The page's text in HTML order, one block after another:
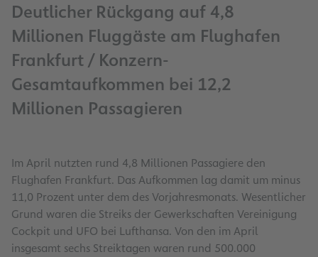
Deutlicher Rückgang auf 4,8
Millionen Fluggäste am Flughafen
Frankfurt / Konzern-
Gesamtaufkommen bei 12,2
Millionen Passagieren
Im April nutzten rund 4,8 Millionen Passagiere den
Flughafen Frankfurt. Das Aufkommen lag damit um minus
11,0 Prozent unter dem des Vorjahresmonats. Wesentlicher
Grund waren die Streiks der Gewerkschaften Vereinigung
Cockpit und UFO bei Lufthansa. Von den im April
insgesamt sechs Streiktagen waren rund 500.000